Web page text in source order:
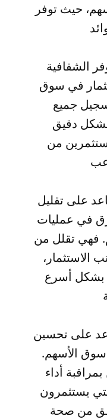
حيث توفر
الشفافية
في سوق
جميع
دقيق
من
على تقليل
في عمليات
فهي تقلل من
الاستثمار،
بشكل أسرع
على تحسين
سوق الأسهم.
أداء
يستثمرون
من صحة